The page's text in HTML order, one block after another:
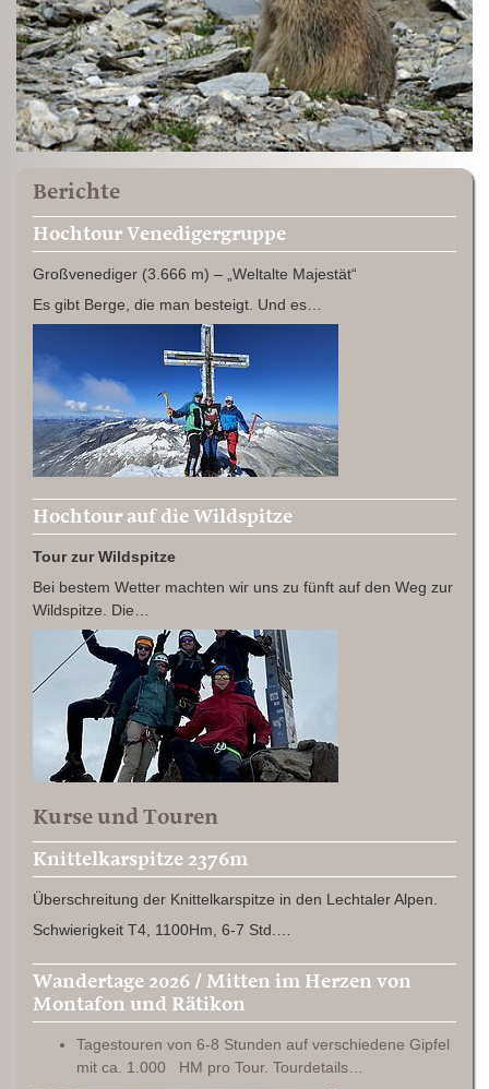
Berichte
Hochtour Venedigergruppe
Großvenediger (3.666 m) – „Weltalte Majestät“
Es gibt Berge, die man besteigt. Und es…
Hochtour auf die Wildspitze
Tour zur Wildspitze
Bei bestem Wetter machten wir uns zu fünft auf den Weg zur
Wildspitze. Die…
Kurse und Touren
Knittelkarspitze 2376m
Überschreitung der Knittelkarspitze in den Lechtaler Alpen.
Schwierigkeit T4, 1100Hm, 6-7 Std.…
Wandertage 2026 / Mitten im Herzen von
Montafon und Rätikon
Tagestouren von 6-8 Stunden auf verschiedene Gipfel
mit ca. 1.000 HM pro Tour. Tourdetails…